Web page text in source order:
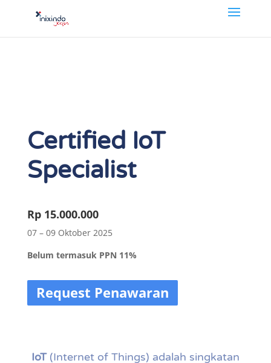
Certified IoT
Specialist
Rp 15.000.000
07 – 09 Oktober 2025
Belum termasuk PPN 11%
Request Penawaran
IoT(Internet of Things) adalah singkatan